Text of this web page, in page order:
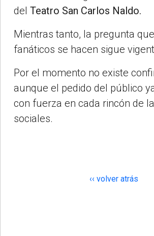
del Teatro San Carlos Naldo.
Mientras tanto, la pregunta
fanáticos se hacen sigue
Por el momento no existe
aunque el pedido del público
con fuerza en cada rincón de
sociales.
‹‹ volver atrás